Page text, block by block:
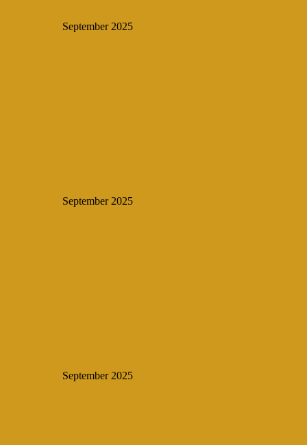
September 2025
September 2025
September 2025